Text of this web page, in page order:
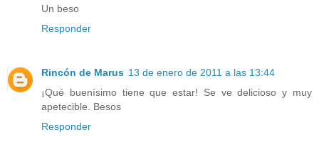
Un beso
Responder
Rincón de Marus 13 de enero de 2011 a las 13:44
¡Qué buenísimo tiene que estar! Se ve delicioso y muy
apetecible. Besos
Responder